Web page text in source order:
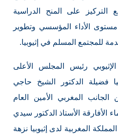
التركيز على المنح الدراسية
مستوى الأداء المؤسسي وتطوير
للمجتمع المسلم في إثيوبيا.
رئيس المجلس الأعلى
فضيلة الدكتور الشيخ حاجي
الجانب المغربي الأمين العام
الأستاذ الدكتور سيدي
المغربية لدى إثيوبيا نزهة